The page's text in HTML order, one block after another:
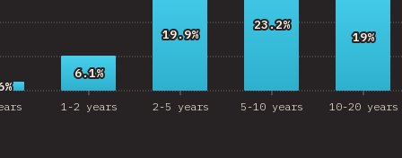
Latvia
Bolivia
1-2 years 2-5 years 5-10 years 10-20 years
6.1%
6.1%
19.9%
19.9%
23.2%
23.2%
19%
19%